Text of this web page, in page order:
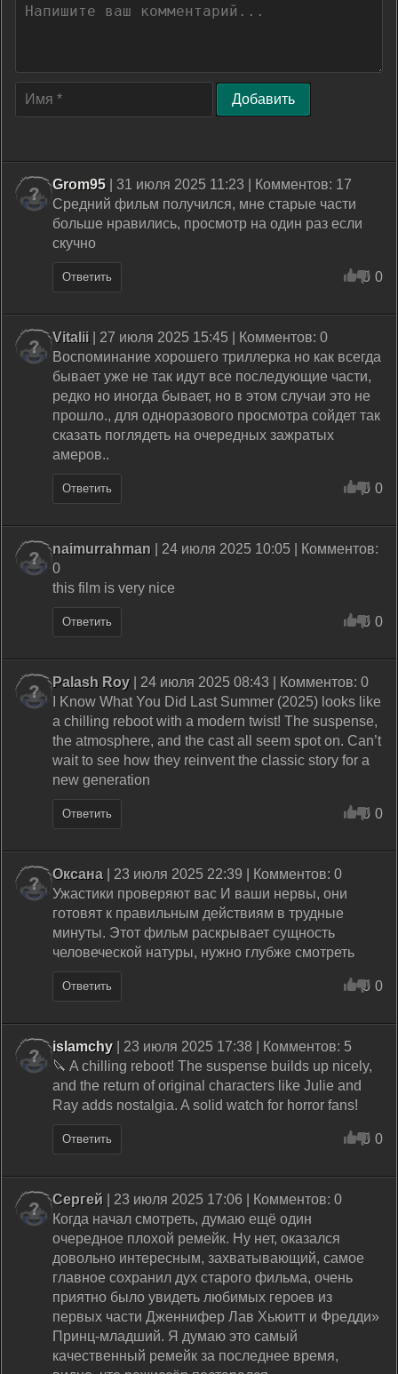
Добавить
Grom95 | 31 июля 2025 11:23 | Комментов: 17
Средний фильм получился, мне старые части
больше нравились, просмотр на один раз если
скучно
Ответить 0 0
Vitalii | 27 июля 2025 15:45 | Комментов: 0
Воспоминание хорошего триллерка но как всегда
бывает уже не так идут все последующие части,
редко но иногда бывает, но в этом случаи это не
прошло., для одноразового просмотра сойдет так
сказать поглядеть на очередных зажратых
амеров..
Ответить 0 0
naimurrahman | 24 июля 2025 10:05 | Комментов:
0
this film is very nice
Ответить 0 0
Palash Roy| 24 июля 2025 08:43 | Комментов: 0
I Know What You Did Last Summer (2025) looks like
a chilling reboot with a modern twist! The suspense,
the atmosphere, and the cast all seem spot on. Can’t
wait to see how they reinvent the classic story for a
new generation
Ответить 0 0
Оксана | 23 июля 2025 22:39 | Комментов: 0
Ужастики проверяют вас И ваши нервы, они
готовят к правильным действиям в трудные
минуты. Этот фильм раскрывает сущность
человеческой натуры, нужно глубже смотреть
Ответить 0 0
islamchy| 23 июля 2025 17:38 | Комментов: 5
🔪 A chilling reboot! The suspense builds up nicely,
and the return of original characters like Julie and
Ray adds nostalgia. A solid watch for horror fans!
Ответить 0 0
Сергей | 23 июля 2025 17:06 | Комментов: 0
Когда начал смотреть, думаю ещё один
очередное плохой ремейк. Ну нет, оказался
довольно интересным, захватывающий, самое
главное сохранил дух старого фильма, очень
приятно было увидеть любимых героев из
первых части Дженнифер Лав Хьюитт и Фредди»
Принц-младший. Я думаю это самый
качественный ремейк за последнее время,